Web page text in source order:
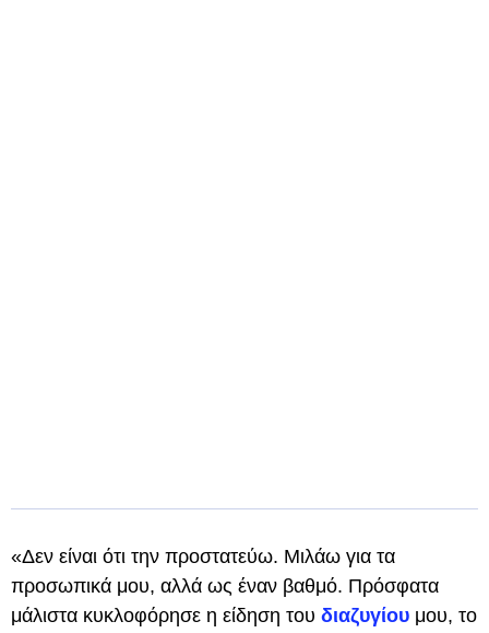
«Δεν είναι ότι την προστατεύω. Μιλάω για τα
προσωπικά μου, αλλά ως έναν βαθμό. Πρόσφατα
μάλιστα κυκλοφόρησε η είδηση του διαζυγίου μου, το